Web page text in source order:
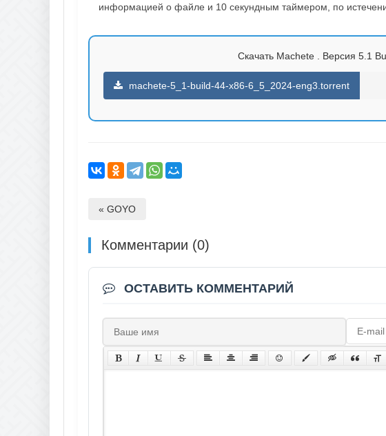
информацией о файле и 10 секундным таймером, по
Скачать Machete . Версия 5.1
machete-5_1-build-44-x86-6_5_2024-eng3.torrent
« GOYO
Комментарии (0)
ОСТАВИТЬ КОММЕНТАРИЙ